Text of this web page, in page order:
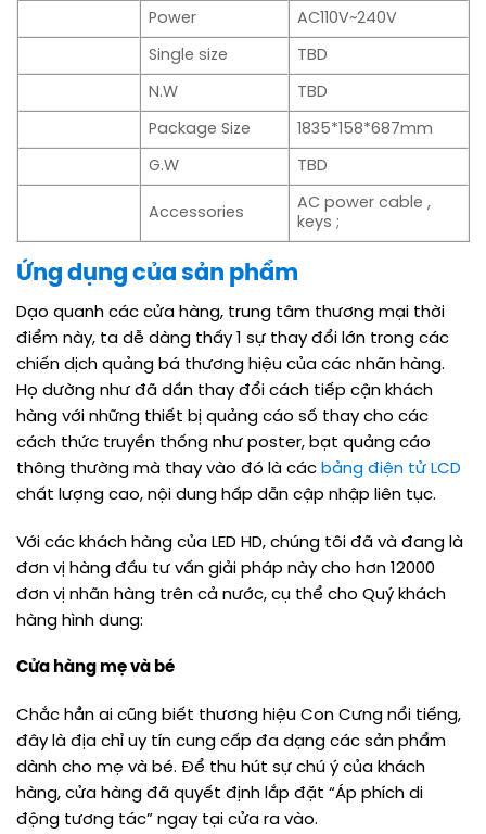
Power AC110V~240V
Single size TBD
N.W TBD
Package Size 1835*158*687mm
G.W TBD
Accessories
AC power cable ,
keys ;
Ứng dụng của sản phẩm
Dạo quanh các cửa hàng, trung tâm thương mại thời
điểm này, ta dễ dàng thấy 1 sự thay đổi lớn trong các
chiến dịch quảng bá thương hiệu của các nhãn hàng.
Họ dường như đã dần thay đổi cách tiếp cận khách
hàng với những thiết bị quảng cáo số thay cho các
cách thức truyền thống như poster, bạt quảng cáo
thông thường mà thay vào đó là các bảng điện tử LCD
chất lượng cao, nội dung hấp dẫn cập nhập liên tục.
Với các khách hàng của LED HD, chúng tôi đã và đang là
đơn vị hàng đầu tư vấn giải pháp này cho hơn 12000
đơn vị nhãn hàng trên cả nước, cụ thể cho Quý khách
hàng hình dung:
Cửa hàng mẹ và bé
Chắc hẳn ai cũng biết thương hiệu Con Cưng nổi tiếng,
đây là địa chỉ uy tín cung cấp đa dạng các sản phẩm
dành cho mẹ và bé. Để thu hút sự chú ý của khách
hàng, cửa hàng đã quyết định lắp đặt “Áp phích di
động tương tác” ngay tại cửa ra vào.